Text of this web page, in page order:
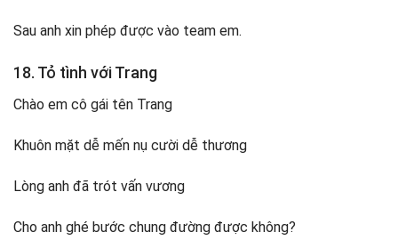
Sau anh xin phép được vào team em.
18. Tỏ tình với Trang
Chào em cô gái tên Trang
Khuôn mặt dễ mến nụ cười dễ thương
Lòng anh đã trót vấn vương
Cho anh ghé bước chung đường được không?